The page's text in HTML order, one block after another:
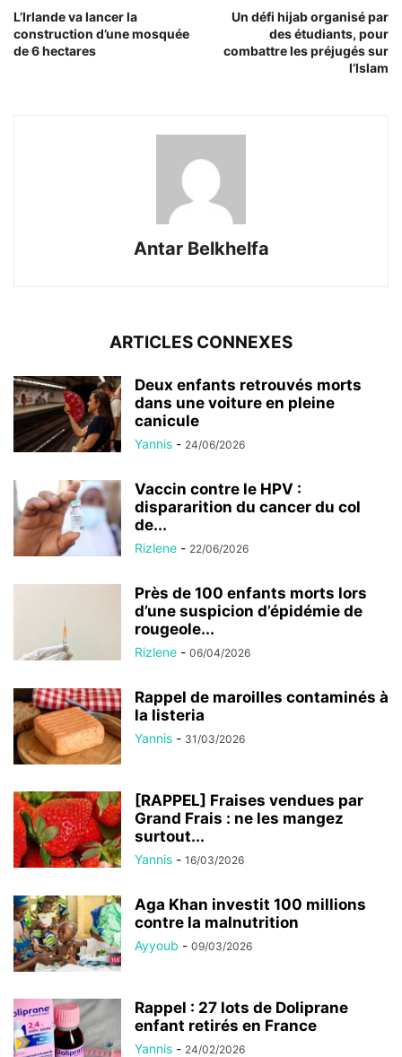
L’Irlande va lancer la
construction d’une mosquée
de 6 hectares
Un défi hijab organisé par
des étudiants, pour
combattre les préjugés sur
l’Islam
Antar Belkhelfa
ARTICLES CONNEXES
Deux enfants retrouvés morts
dans une voiture en pleine
canicule
Yannis - 24/06/2026
Vaccin contre le HPV :
dispararition du cancer du col
de...
Rizlene - 22/06/2026
Près de 100 enfants morts lors
d’une suspicion d’épidémie de
rougeole...
Rizlene - 06/04/2026
Rappel de maroilles contaminés à
la listeria
Yannis - 31/03/2026
[RAPPEL] Fraises vendues par
Grand Frais : ne les mangez
surtout...
Yannis - 16/03/2026
Aga Khan investit 100 millions
contre la malnutrition
Ayyoub - 09/03/2026
Rappel : 27 lots de Doliprane
enfant retirés en France
Yannis - 24/02/2026